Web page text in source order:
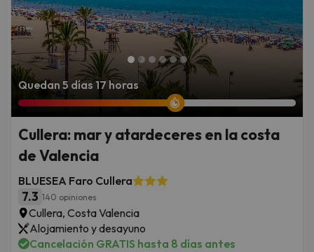
Quedan 5 días 17 horas
Cullera: mar y atardeceres en la costa
de Valencia
BLUESEA Faro Cullera
7.3 140 opiniones
Cullera, Costa Valencia
Alojamiento y desayuno
Cancelación GRATIS hasta 8 días antes